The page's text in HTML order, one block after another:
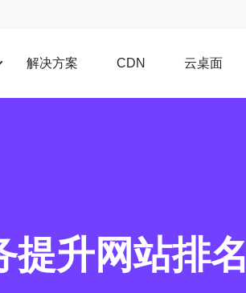
解决方案 CDN 云桌面
提升网站排名